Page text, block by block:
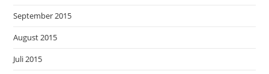
September 2015
August 2015
Juli 2015